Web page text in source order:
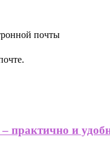
почты
практично и